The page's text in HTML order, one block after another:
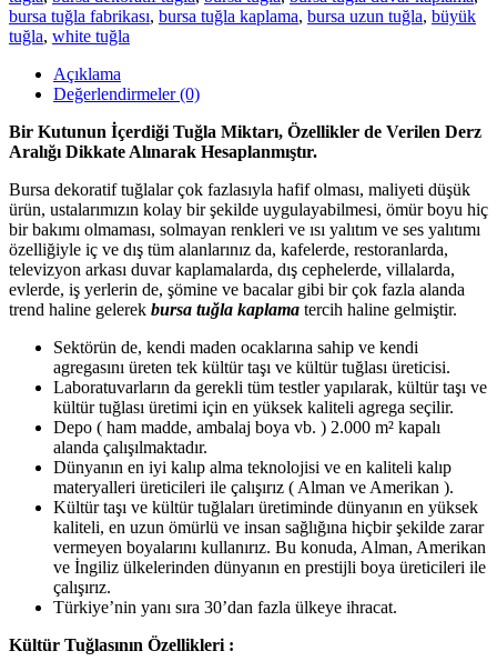
bursa tuğla fabrikası, bursa tuğla kaplama, bursa uzun tuğla, büyük
tuğla, white tuğla
Açıklama
Değerlendirmeler (0)
Bir Kutunun İçerdiği Tuğla Miktarı, Özellikler de Verilen Derz
Aralığı Dikkate Alınarak Hesaplanmıştır.
Bursa dekoratif tuğlalar çok fazlasıyla hafif olması, maliyeti düşük
ürün, ustalarımızın kolay bir şekilde uygulayabilmesi, ömür boyu hiç
bir bakımı olmaması, solmayan renkleri ve ısı yalıtım ve ses yalıtımı
özelliğiyle iç ve dış tüm alanlarınız da, kafelerde, restoranlarda,
televizyon arkası duvar kaplamalarda, dış cephelerde, villalarda,
evlerde, iş yerlerin de, şömine ve bacalar gibi bir çok fazla alanda
trend haline gelerek bursa tuğla kaplama tercih haline gelmiştir.
Sektörün de, kendi maden ocaklarına sahip ve kendi
agregasını üreten tek kültür taşı ve kültür tuğlası üreticisi.
Laboratuvarların da gerekli tüm testler yapılarak, kültür taşı ve
kültür tuğlası üretimi için en yüksek kaliteli agrega seçilir.
Depo ( ham madde, ambalaj boya vb. ) 2.000 m² kapalı
alanda çalışılmaktadır.
Dünyanın en iyi kalıp alma teknolojisi ve en kaliteli kalıp
materyalleri üreticileri ile çalışırız ( Alman ve Amerikan ).
Kültür taşı ve kültür tuğlaları üretiminde dünyanın en yüksek
kaliteli, en uzun ömürlü ve insan sağlığına hiçbir şekilde zarar
vermeyen boyalarını kullanırız. Bu konuda, Alman, Amerikan
ve İngiliz ülkelerinden dünyanın en prestijli boya üreticileri ile
çalışırız.
Türkiye’nin yanı sıra 30’dan fazla ülkeye ihracat.
Kültür Tuğlasının Özellikleri :